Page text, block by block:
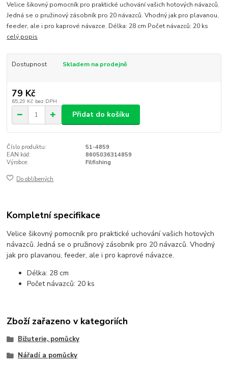
Velice šikovný pomocník pro praktické uchování vašich hotových návazců.
Jedná se o pružinový zásobník pro 20 návazců. Vhodný jak pro plavanou,
feeder, ale i pro kaprové návazce. Délka: 28 cm Počet návazců: 20 ks
celý popis
Dostupnost Skladem na prodejně
79 Kč
65,29 Kč bez DPH
Přidat do košíku
Číslo produktu:
51-4859
EAN kód:
8605036314859
Výrobce:
Filfishing
Do oblíbených
Kompletní specifikace
Velice šikovný pomocník pro praktické uchování vašich hotových
návazců. Jedná se o pružinový zásobník pro 20 návazců. Vhodný
jak pro plavanou, feeder, ale i pro kaprové návazce.
Délka: 28 cm
Počet návazců: 20 ks
Zboží zařazeno v kategoriích
Bižuterie, pomůcky
Nářadí a pomůcky